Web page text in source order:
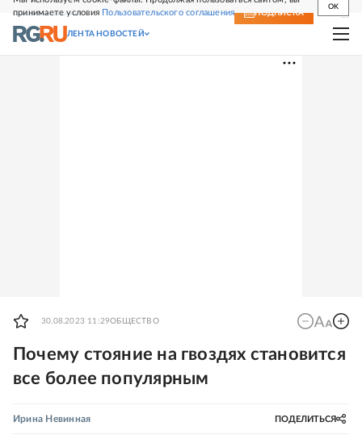
принимаете условия Пользовательского соглашения
OK
СВЕЖИЙ НОМЕР ПОДПИСКА
ЛЕНТА НОВОСТЕЙ
30.08.2023 11:29ОБЩЕСТВО
Почему стояние на гвоздях становится
все более популярным
Ирина Невинная ПОДЕЛИТЬСЯ